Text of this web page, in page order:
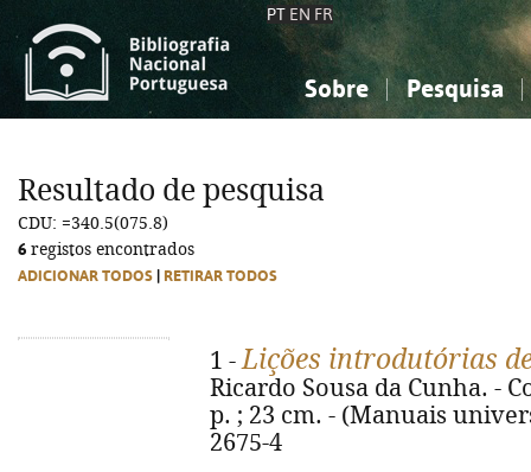
PT EN FR
Sobre Pesquisa
Ciências sociais...
Ciências sociais...
Resultado de pesquisa
CDU: =340.5(075.8)
6 registos encontrados
ADICIONAR TODOS RETIRAR TODOS
1 -Lições introdutórias
Ricardo Sousa da Cunha. -
p. ; 23 cm. - (Manuais
2675-4